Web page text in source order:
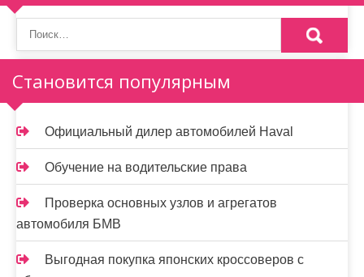
Становится популярным
Официальный дилер автомобилей Haval
Обучение на водительские права
Проверка основных узлов и агрегатов
автомобиля БМВ
Выгодная покупка японских кроссоверов с